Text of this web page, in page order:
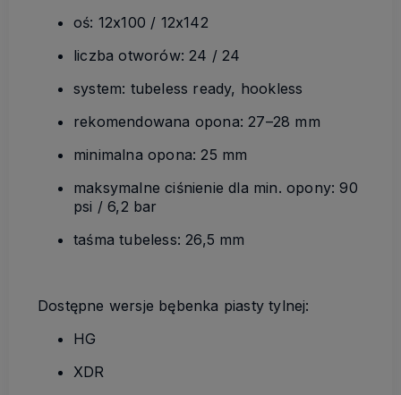
oś: 12x100 / 12x142
liczba otworów: 24 / 24
system: tubeless ready, hookless
rekomendowana opona: 27–28 mm
minimalna opona: 25 mm
maksymalne ciśnienie dla min. opony: 90
psi / 6,2 bar
taśma tubeless: 26,5 mm
Dostępne wersje bębenka piasty tylnej:
HG
XDR